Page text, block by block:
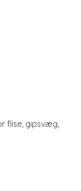
flise, gipsvæg,